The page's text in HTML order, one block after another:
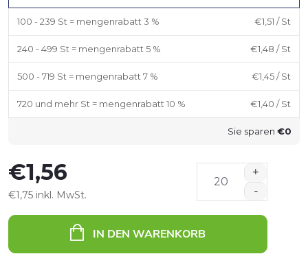
100 - 239 St = mengenrabatt 3 % €1,51 / St
240 - 499 St = mengenrabatt 5 % €1,48 / St
500 - 719 St = mengenrabatt 7 % €1,45/ St
720 und mehr St = mengenrabatt 10 % €1,40 / St
Sie sparen €0
€1,56
€1,75 inkl. MwSt.
IN DEN WARENKORB